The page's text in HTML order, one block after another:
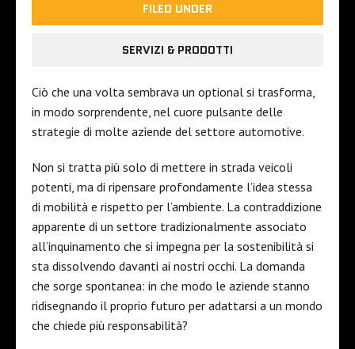
FILED UNDER
SERVIZI & PRODOTTI
Ciò che una volta sembrava un optional si trasforma,
in modo sorprendente, nel cuore pulsante delle
strategie di molte aziende del settore automotive.
Non si tratta più solo di mettere in strada veicoli
potenti, ma di ripensare profondamente l’idea stessa
di mobilità e rispetto per l’ambiente. La contraddizione
apparente di un settore tradizionalmente associato
all’inquinamento che si impegna per la sostenibilità si
sta dissolvendo davanti ai nostri occhi. La domanda
che sorge spontanea: in che modo le aziende stanno
ridisegnando il proprio futuro per adattarsi a un mondo
che chiede più responsabilità?